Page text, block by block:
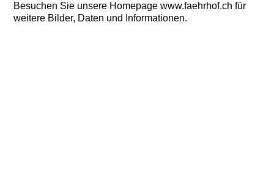
Besuchen Sie unsere Homepage www.faehrhof.ch für
weitere Bilder, Daten und Informationen.